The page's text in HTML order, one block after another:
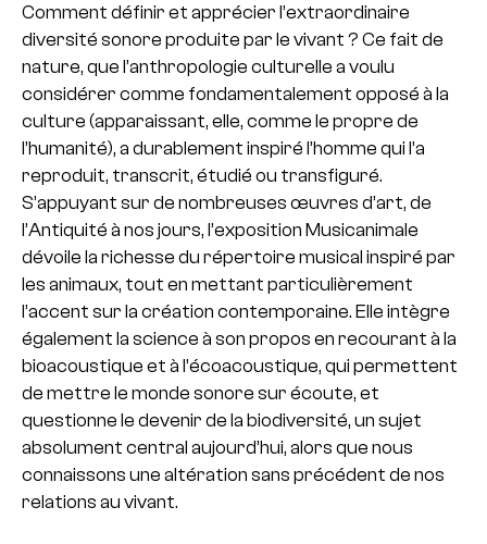
Comment définir et apprécier l’extraordinaire
diversité sonore produite par le vivant ? Ce fait de
nature, que l’anthropologie culturelle a voulu
considérer comme fondamentalement opposé à la
culture (apparaissant, elle, comme le propre de
l’humanité), a durablement inspiré l’homme qui l’a
reproduit, transcrit, étudié ou transfiguré.
S’appuyant sur de nombreuses œuvres d’art, de
l’Antiquité à nos jours, l’exposition Musicanimale
dévoile la richesse du répertoire musical inspiré par
les animaux, tout en mettant particulièrement
l’accent sur la création contemporaine. Elle intègre
également la science à son propos en recourant à la
bioacoustique et à l’écoacoustique, qui permettent
de mettre le monde sonore sur écoute, et
questionne le devenir de la biodiversité, un sujet
absolument central aujourd’hui, alors que nous
connaissons une altération sans précédent de nos
relations au vivant.